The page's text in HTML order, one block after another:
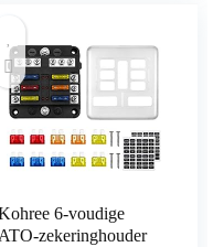
6-voudige
ATO-zekeringhouder